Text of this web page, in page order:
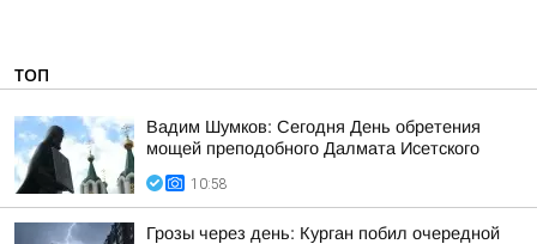
ТОП
Вадим Шумков: Сегодня День обретения
мощей преподобного Далмата Исетского
10:58
Грозы через день: Курган побил очередной